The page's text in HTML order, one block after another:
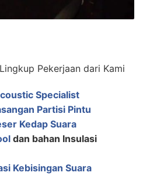
Pekerjaan dari Kami
Specialist
Partisi Pintu
Kedap Suara
dan bahan Insulasi
Kebisingan Suara